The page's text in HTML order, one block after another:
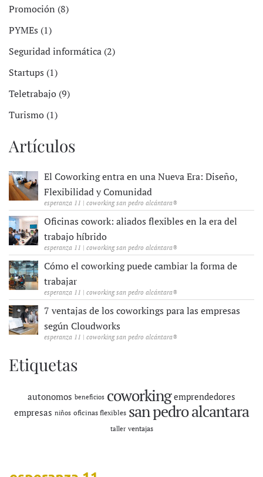
Promoción (8)
PYMEs (1)
Seguridad informática (2)
Startups (1)
Teletrabajo (9)
Turismo (1)
Artículos
El Coworking entra en una Nueva Era: Diseño,
Flexibilidad y Comunidad
esperanza 11 | coworking san pedro alcántara®
Oficinas cowork: aliados flexibles en la era del
trabajo híbrido
esperanza 11 | coworking san pedro alcántara®
Cómo el coworking puede cambiar la forma de
trabajar
esperanza 11 | coworking san pedro alcántara®
7 ventajas de los coworkings para las empresas
según Cloudworks
esperanza 11 | coworking san pedro alcántara®
Etiquetas
autonomos beneficios coworking emprendedores
empresas niños oficinas flexibles san pedro alcantara
taller ventajas